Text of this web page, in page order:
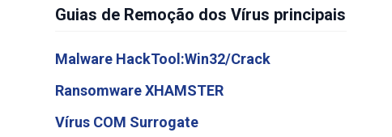
Guias de Remoção dos Vírus principais
Malware HackTool:Win32/Crack
Ransomware XHAMSTER
Vírus COM Surrogate